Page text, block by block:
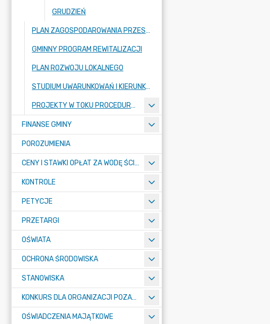
GRUDZIEŃ
PLAN ZAGOSPODAROWANIA PRZESTRZENNEGO
GMINNY PROGRAM REWITALIZACJI
PLAN ROZWOJU LOKALNEGO
STUDIUM UWARUNKOWAŃ I KIERUNKÓW ZAGOSPODAROWANIA PRZESTRZENNEGO GMINY MROZY
PROJEKTY W TOKU PROCEDURY PLANISTYCZNEJ
FINANSE GMINY
POROZUMIENIA
CENY I STAWKI OPŁAT ZA WODĘ ŚCIEKI
KONTROLE
PETYCJE
PRZETARGI
OŚWIATA
OCHRONA ŚRODOWISKA
STANOWISKA
KONKURS DLA ORGANIZACJI POZARZĄDOWYCH
OŚWIADCZENIA MAJĄTKOWE